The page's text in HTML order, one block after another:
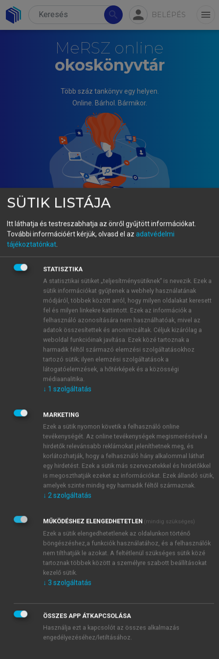
search person BELÉPÉS menu
MeRSZ online
okoskönyvtár
Több száz tankönyv egy helyen.
Online. Bárhol. Bármikor.
FALUS ANDRÁS, BUZÁS EDIT, HOLUB MARIANNA
CSILLA, RAJNAVÖLGYI ÉVA (SZERK.)
Az immunológia alapjai
OLVASÁS
13. A klinikai immunológia alap-
és speciális kérdései
TARTALOMJEGYZÉK
SÜTIK LISTÁJA
Itt láthatja és testreszabhatja az önről gyűjtött információkat.
További információért kérjük, olvasd el az adatvédelmi
tájékoztatónkat.
STATISZTIKA
A statisztikai sütiket „teljesítménysütiknek” is nevezik. Ezek a
sütik információkat gyűjtenek a webhely használatának
módjáról, többek között arról, hogy milyen oldalakat keresett
fel és milyen linkekre kattintott. Ezek az információk a
felhasználó azonosítására nem használhatóak, mivel az
adatok összesítettek és anonimizáltak. Céljuk kizárólag a
weboldal funkcióinak javítása. Ezek közé tartoznak a
harmadik féltől származó elemzési szolgáltatásokhoz
tartozó sütik; ilyen elemzési szolgáltatások a
látogatóelemzések, a hőtérképek és a közösségi
médiaanalitika.
↓ 1 szolgáltatás
MARKETING
Ezek a sütik nyomon követik a felhasználó online
tevékenységét. Az online tevékenységek megismerésével a
hirdetők relevánsabb reklámokat jeleníthetnek meg, és
korlátozhatják, hogy a felhasználó hány alkalommal láthat
egy hirdetést. Ezek a sütik más szervezetekkel és hirdetőkkel
is megoszthatják ezeket az információkat. Ezek állandó sütik,
amelyek szinte mindig egy harmadik féltől származnak.
↓ 2szolgáltatás
MŰKÖDÉSHEZ ELENGEDHETETLEN (mindig szükséges)
Ezek a sütik elengedhetetlenek az oldalunkon történő
böngészéshez,a funkciók használatához, és a felhasználók
nem tilthatják le azokat. A feltétlenül szükséges sütik közé
tartoznak többek között a személyre szabott beállításokat
kezelő sütik.
↓ 3 szolgáltatás
ÖSSZES APP ÁTKAPCSOLÁSA
Használja ezt a kapcsolót az összes alkalmazás
engedélyezéséhez/letiltásához.